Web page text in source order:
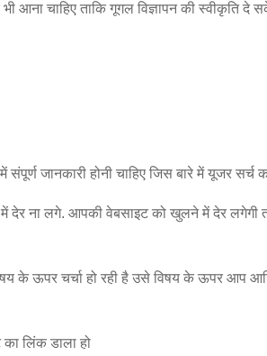
चाहिए ताकि गूगल विज्ञापन की स्वीकृति
जानकारी होनी चाहिए जिस बारे में यूजर सर्च
देर ना लगे. आपकी वेबसाइट को खुलने में देर लगेगी
के ऊपर चर्चा हो रही है उसे विषय के ऊपर आप
लिंक डाला हो